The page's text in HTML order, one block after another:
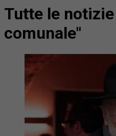
Tutte le
comunale"